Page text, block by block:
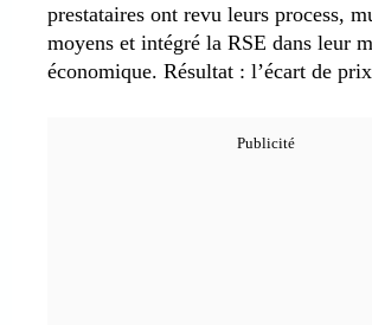
prestataires ont revu leurs process,
moyens et intégré la RSE dans leur
économique. Résultat : l’écart de